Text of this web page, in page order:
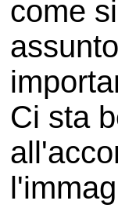
come
Ci sta